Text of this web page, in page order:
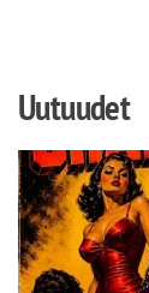
Uutuudet